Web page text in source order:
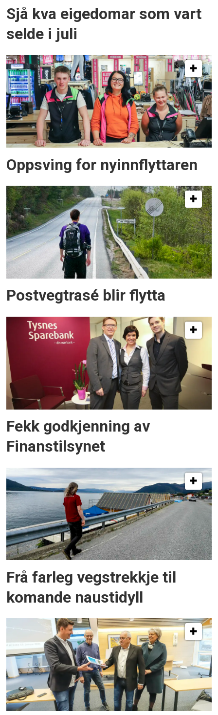
Sjå kva eigedomar som vart
selde i juli
Oppsving for nyinnflyttaren
Postvegtrasé blir flytta
Fekk godkjenning av
Finanstilsynet
Frå farleg vegstrekkje til
komande naustidyll